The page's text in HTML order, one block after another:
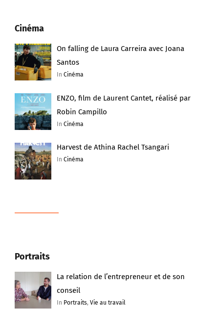
Cinéma
On falling de Laura Carreira avec Joana
Santos
InCinéma
ENZO, film de Laurent Cantet, réalisé par
Robin Campillo
InCinéma
Harvest de Athina Rachel Tsangari
InCinéma
Portraits
La relation de l’entrepreneur et de son
conseil
In Portraits,Vie au travail